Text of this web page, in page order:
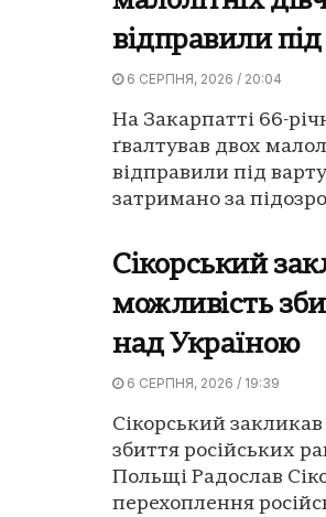
відправили
6 СЕРПНЯ, 2026 / 20:04
На Закарпатті 66-
ґвалтував двох
відправили під
затримано за
Сікорський
можливість
над Україною
6 СЕРПНЯ, 2026 / 19:39
Сікорський
збиття російських
Польщі Радослав
перехоплення